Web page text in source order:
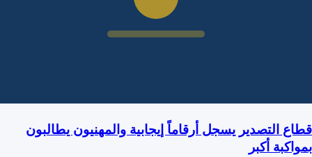
قطاع التصدير يسجل أرقاماً إيجابية والمهنيون يطالبون
بمواكبة أكبر